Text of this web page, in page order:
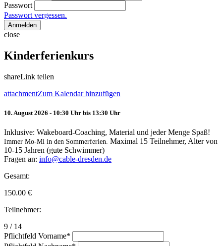
Passwort
Passwort vergessen.
Anmelden
close
Kinderferienkurs
shareLink teilen
attachmentZum Kalendar hinzufügen
10. August 2026 - 10:30 Uhr bis 13:30 Uhr
Inklusive: Wakeboard-Coaching, Material und jeder Menge Spaß!
Immer Mo-Mi in den Sommerferien. Maximal 15 Teilnehmer, Alter von
10-15 Jahren (gute Schwimmer)
Fragen an: info@cable-dresden.de
Gesamt:
150.00 €
Teilnehmer:
9 / 14
Pflichtfeld Vorname*